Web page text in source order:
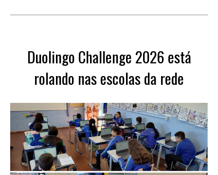
Duolingo Challenge 2026 está
rolando nas escolas da rede